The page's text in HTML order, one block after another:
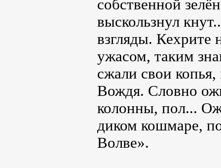
собственной
выскользнул
взгляды.
ужасом, таким
сжали свои
Вождя. Словно
колонны, пол...
диком кошмаре,
Волве».